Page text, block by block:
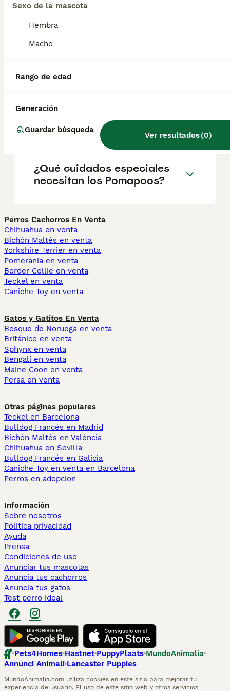
Sexo de la mascota
Hembra
Macho
Rango de edad
Generación
Guardar búsqueda
Ver resultados(0)
Caniche. Son perros leales, amigables e
personas que buscan un compañero
afectuoso y adaptable.
¿Cuánto cuesta un perro
¿Cómo son los pomapoos?
¿Qué cuidados especiales
necesitan los Pomapoos?
Perros Cachorros En Venta
Chihuahua en venta
Bichón Maltés en venta
Yorkshire Terrier en venta
Pomerania en venta
Border Collie en venta
Teckel en venta
Caniche Toy en venta
Gatos y Gatitos En Venta
Bosque de Noruega en venta
Británico en venta
Sphynx en venta
Bengalí en venta
Maine Coon en venta
Persa en venta
Otras páginas populares
Teckel en Barcelona
Bulldog Francés en Madrid
Bichón Maltés en València
Chihuahua en Sevilla
Bulldog Francés en Galicia
Caniche Toy en venta en Barcelona
Perros en adopcion
Información
Sobre nosotros
Politica privacidad
Ayuda
Prensa
Condiciones de uso
Anunciar tus mascotas
Anuncia tus cachorros
Anuncia tus gatos
Test perro ideal
Pets4Homes Hastnet PuppyPlaats MundoAnimalia
Annunci Animali Lancaster Puppies
MundoAnimalia.com utiliza cookies en este sitio para mejorar tu
experiencia de usuario. El uso de este sitio web y otros servicios